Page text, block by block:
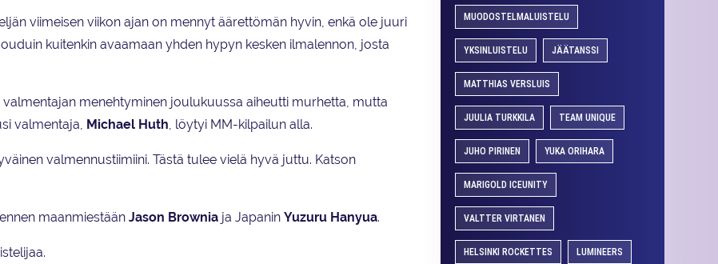
viimeisen viikon ajan on mennyt äärettömän hyvin, enkä ole juuri
kuitenkin avaamaan yhden hypyn kesken ilmalennon, josta
menehtyminen joulukuussa aiheutti murhetta, mutta
valmentaja, Michael Huth, löytyi MM-kilpailun alla.
valmennustiimiini. Tästä tulee vielä hyvä juttu. Katson
maanmiestään Jason Brownia ja Japanin Yuzuru Hanyua.
MUODOSTELMALUISTELU
YKSINLUISTELU JÄÄTANSSI
MATTHIAS VERSLUIS
JUULIA TURKKILA TEAM UNIQUE
JUHO PIRINEN YUKA ORIHARA
MARIGOLD ICEUNITY
VALTTER VIRTANEN
HELSINKI ROCKETTES LUMINEERS